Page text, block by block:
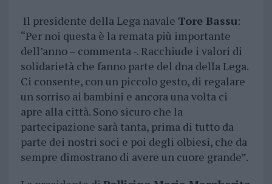
Il presidente della Lega navale Tore Bassu:
“Per noi questa è la remata più importante
dell’anno – commenta -. Racchiude i valori di
solidarietà che fanno parte del dna della Lega.
Ci consente, con un piccolo gesto, di regalare
un sorriso ai bambini e ancora una volta ci
apre alla città. Sono sicuro che la
partecipazione sarà tanta, prima di tutto da
parte dei nostri soci e poi degli olbiesi, che da
sempre dimostrano di avere un cuore grande”.